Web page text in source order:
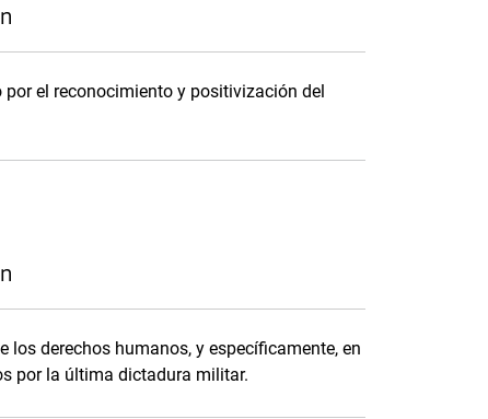
el reconocimiento y positivización del
los derechos humanos, y específicamente, en
por la última dictadura militar.